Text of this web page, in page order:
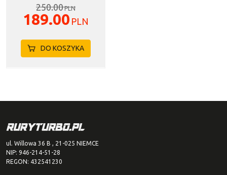
250.00PLN
189.00 PLN
DO KOSZYKA
ul. Willowa 36 B , 21-025 NIEMCE
NIP: 946-214-51-28
REGON: 432541230